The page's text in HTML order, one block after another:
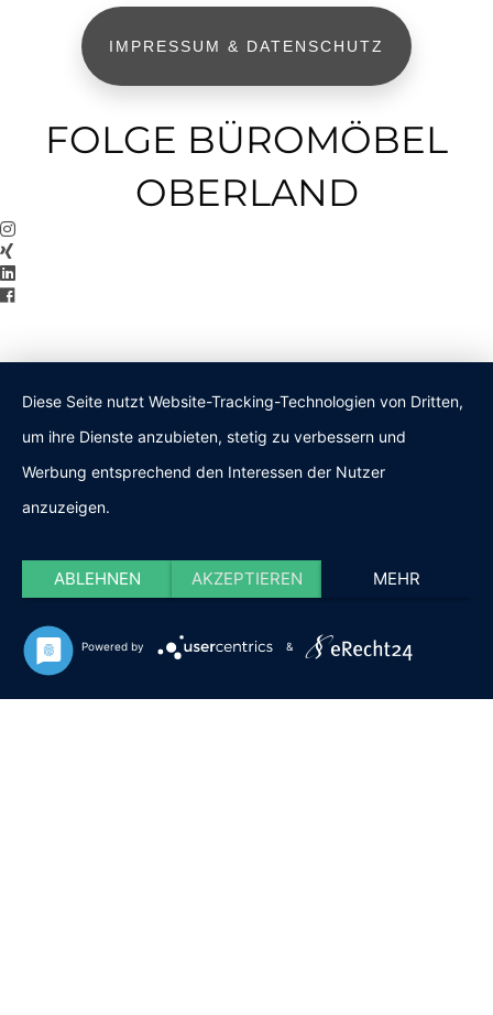
IMPRESSUM & DATENSCHUTZ
FOLGE BÜROMÖBEL
OBERLAND
Diese Seite nutzt Website-Tracking-Technologien von Dritten,
um ihre Dienste anzubieten, stetig zu verbessern und
Werbung entsprechend den Interessen der Nutzer
anzuzeigen.
ABLEHNEN AKZEPTIEREN MEHR
Powered by &